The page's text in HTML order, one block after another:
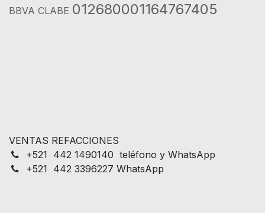
BBVA CLABE 012680001164767405
VENTAS REFACCIONES
+521 442 1490140 teléfono y WhatsApp
+521 442 3396227 WhatsApp